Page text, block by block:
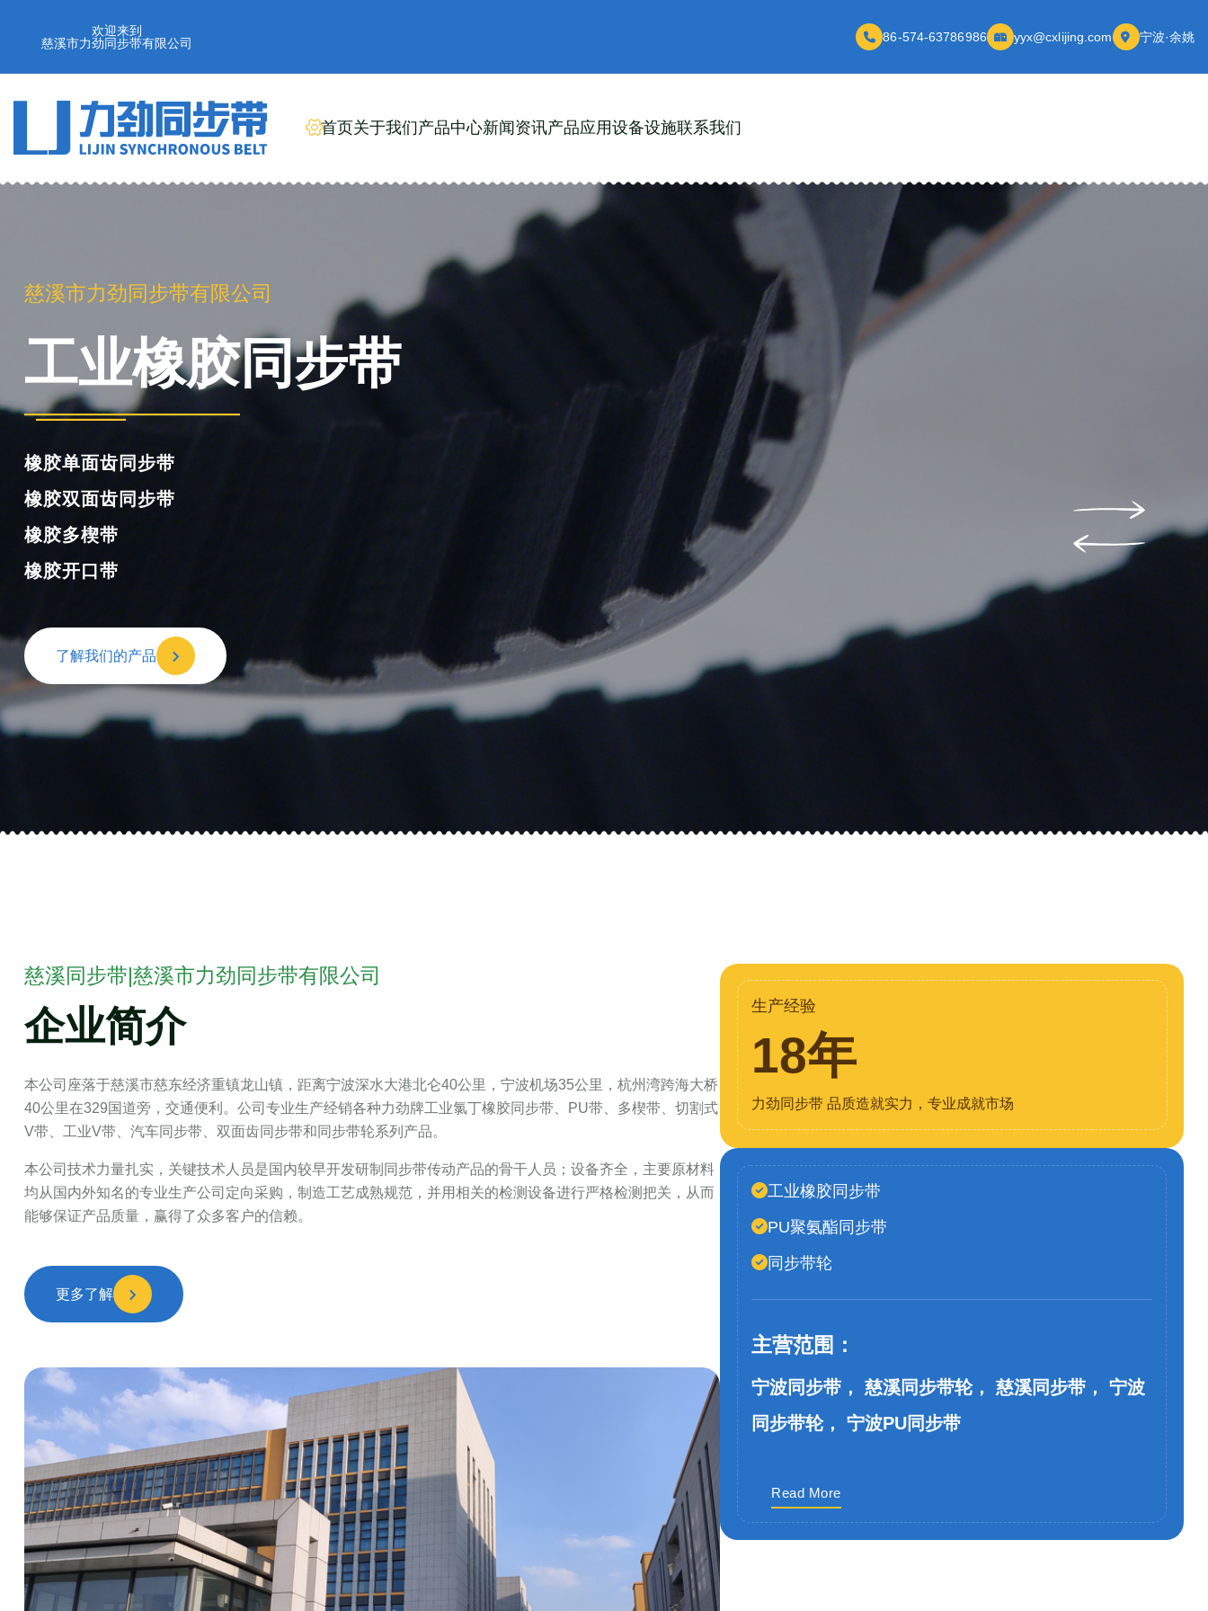
欢迎来到
慈溪市力劲同步带有限公司
86-574-63786986 yyx@cxlijing.com 宁波·余姚
首页关于我们产品中心新闻资讯产品应用设备设施联系我们
工业橡胶同步带
胶单面齿同步带
胶双面齿同步带
胶多楔带
胶开口带
了解我们的产品
慈溪市力劲同步带有限公司
PU聚氨酯同步带
慈溪同步带|慈溪市力劲同步带有限公司
企业简介
本公司座落于慈溪市慈东经济重镇龙山镇，距离宁波深水大港北仑40公里，宁波机场35公里，杭州湾跨海大桥
40公里在329国道旁，交通便利。公司专业生产经销各种力劲牌工业氯丁橡胶同步带、PU带、多楔带、切割式
V带、工业V带、汽车同步带、双面齿同步带和同步带轮系列产品。
本公司技术力量扎实，关键技术人员是国内较早开发研制同步带传动产品的骨干人员；设备齐全，主要原材料
均从国内外知名的专业生产公司定向采购，制造工艺成熟规范，并用相关的检测设备进行严格检测把关，从而
能够保证产品质量，赢得了众多客户的信赖。
更多了解
生产经验
18年
力劲同步带 品质造就实力，专业成就市场
工业橡胶同步带
PU聚氨酯同步带
同步带轮
主营范围：
宁波同步带， 慈溪同步带轮， 慈溪同步带， 宁波
同步带轮， 宁波PU同步带
Read More